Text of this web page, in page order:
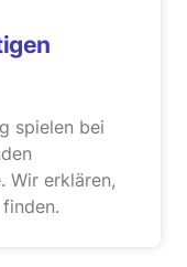
spielen bei
Wir erklären,